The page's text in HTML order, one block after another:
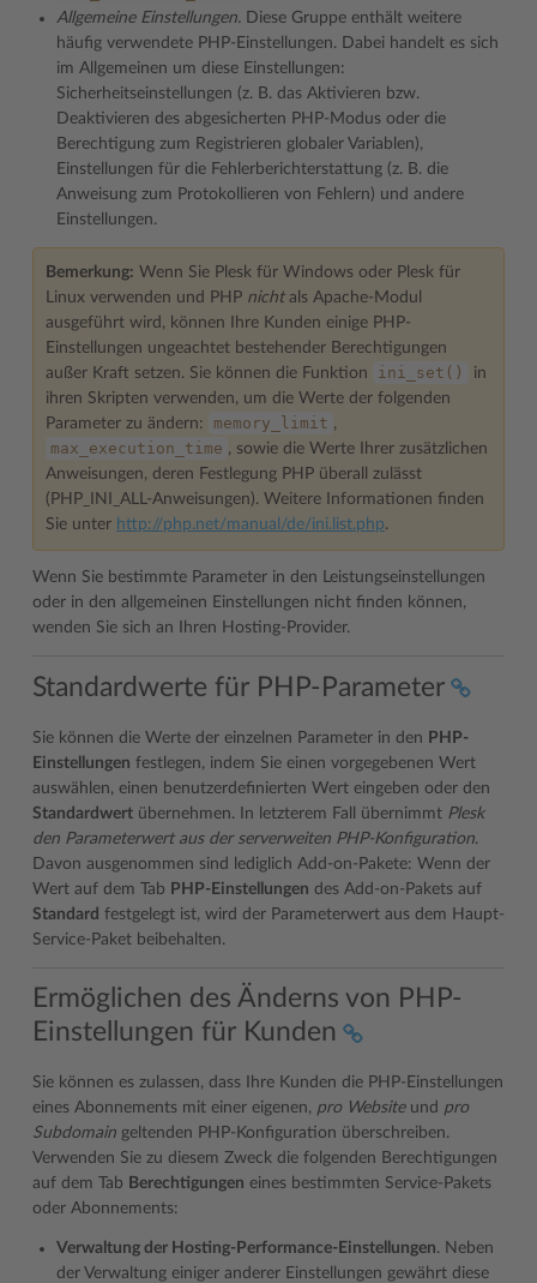
Allgemeine Einstellungen. Diese Gruppe enthält weitere
häufig verwendete PHP-Einstellungen. Dabei handelt es sich
im Allgemeinen um diese Einstellungen:
Sicherheitseinstellungen (z. B. das Aktivieren bzw.
Deaktivieren des abgesicherten PHP-Modus oder die
Berechtigung zum Registrieren globaler Variablen),
Einstellungen für die Fehlerberichterstattung (z. B. die
Anweisung zum Protokollieren von Fehlern) und andere
Einstellungen.
Bemerkung: Wenn Sie Plesk für Windows oder Plesk für
Linux verwenden und PHP nichtals Apache-Modul
ausgeführt wird, können Ihre Kunden einige PHP-
Einstellungen ungeachtet bestehender Berechtigungen
außer Kraft setzen. Sie können die Funktion
ini_set()
in
ihren Skripten verwenden, um die Werte der folgenden
Parameter zu ändern:
memory_limit ,
max_execution_time , sowie die Werte Ihrer zusätzlichen
Anweisungen, deren Festlegung PHP überall zulässt
(PHP_INI_ALL-Anweisungen). Weitere Informationen finden
Sie unter http://php.net/manual/de/ini.list.php.
Wenn Sie bestimmte Parameter in den Leistungseinstellungen
oder in den allgemeinen Einstellungen nicht finden können,
wenden Sie sich an Ihren Hosting-Provider.
Standardwerte für PHP-Parameter
Sie können die Werte der einzelnen Parameter in den PHP-
Einstellungen festlegen, indem Sie einen vorgegebenen Wert
auswählen, einen benutzerdefinierten Wert eingeben oder den
Standardwert übernehmen. In letzterem Fall übernimmt Plesk
den Parameterwert aus der serverweiten PHP-Konfiguration.
Davon ausgenommen sind lediglich Add-on-Pakete: Wenn der
Wert auf dem Tab PHP-Einstellungen des Add-on-Pakets auf
Standard festgelegt ist, wird der Parameterwert aus dem Haupt-
Service-Paket beibehalten.
Ermöglichen des Änderns von PHP-
Einstellungen für Kunden
Sie können es zulassen, dass Ihre Kunden die PHP-Einstellungen
eines Abonnements mit einer eigenen, pro Websiteund pro
Subdomain geltenden PHP-Konfiguration überschreiben.
Verwenden Sie zu diesem Zweck die folgenden Berechtigungen
auf dem Tab Berechtigungen eines bestimmten Service-Pakets
oder Abonnements:
Verwaltung der Hosting-Performance-Einstellungen. Neben
der Verwaltung einiger anderer Einstellungen gewährt diese